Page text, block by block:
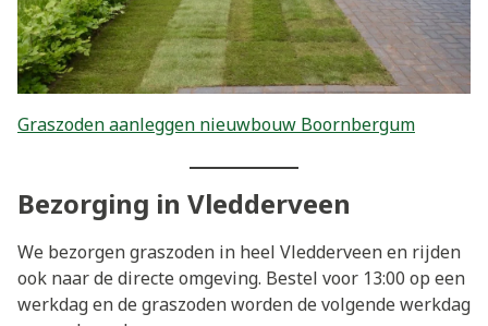
Graszoden aanleggen nieuwbouw Boornbergum
Bezorging in Vledderveen
We bezorgen graszoden in heel Vledderveen en rijden
ook naar de directe omgeving. Bestel voor 13:00 op een
werkdag en de graszoden worden de volgende werkdag